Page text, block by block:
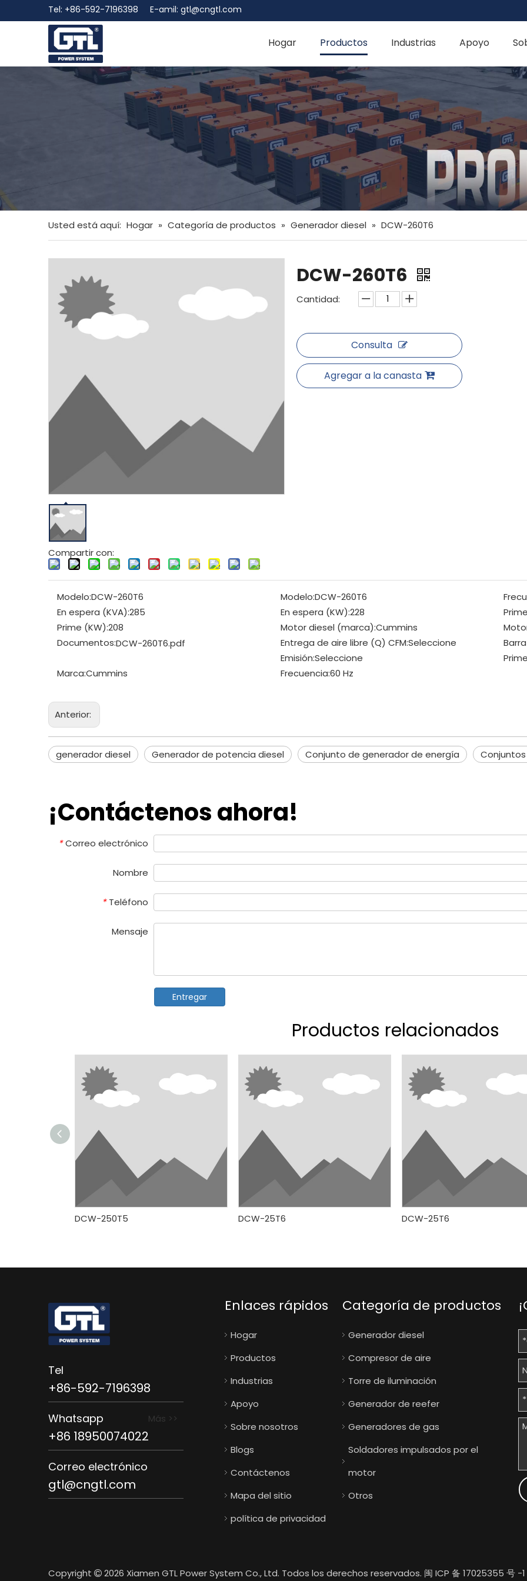
Tel: +86-592-7196398 E-amil: gtl@cngtl.com
Hogar Productos Industrias Apoyo
Usted está aquí: Hogar » Categoría de productos » Generador diesel » DCW-260T6
Compartir con:
DCW-260T6
Cantidad:
Consulta
Agregar a la canasta
Modelo:DCW-260T6 Modelo:DCW-260T6
En espera (KVA):285 En espera (KW):228
Prime (KW):208 Motor diesel (marca):Cummins
Documentos:DCW-260T6.pdf Entrega de aire libre (Q) CFM:Seleccione
Emisión:Seleccione
Marca:Cummins Frecuencia:60 Hz
Anterior:
generador diesel Generador de potencia diesel Conjunto de generador de energía
¡Contáctenos ahora!
* Correo electrónico
Nombre
* Teléfono
Mensaje
Entregar
Productos relacionados
DCW-250T5 DCW-25T6 DCW-25T6
Tel
+86-592-7196398
Whatsapp Más >>
+86 18950074022
Correo electrónico
gtl@cngtl.com
Enlaces rápidos
Hogar
Productos
Industrias
Apoyo
Sobre nosotros
Blogs
Contáctenos
Mapa del sitio
política de privacidad
Categoría de productos
Generador diesel
Compresor de aire
Torre de iluminación
Generador de reefer
Generadores de gas
Soldadores impulsados ​​por el
motor
Otros
Copyright  2026 Xiamen GTL Power System Co., Ltd. Todos los derechos reservados. 闽 ICP 备 17025355 号 -1